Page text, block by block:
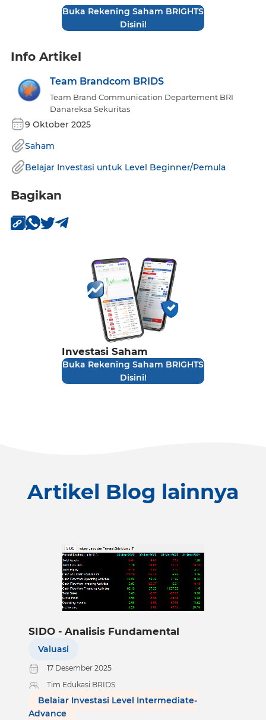
Buka Rekening Saham BRIGHTS
Disini!
Info Artikel
Team Brandcom BRIDS
Team Brand Communication Departement BRI
Danareksa Sekuritas
9 Oktober 2025
Saham
Belajar Investasi untuk Level Beginner/Pemula
Bagikan
Investasi Saham
Buka Rekening Saham BRIGHTS
Disini!
Artikel Blog lainnya
SIDO - Analisis Fundamental
Valuasi
17 Desember 2025
Tim Edukasi BRIDS
Belajar Investasi Level Intermediate-
Advance